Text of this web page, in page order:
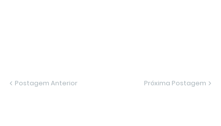
Postagem Anterior Próxima Postagem